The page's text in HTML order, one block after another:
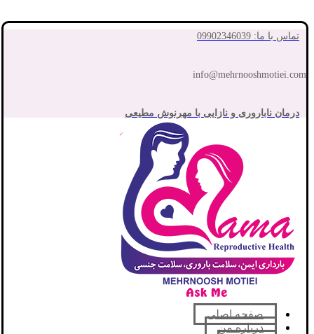
تماس با ما: 09902346039
info@mehrnooshmotiei.com
درمان ناباروری و نازایی با مهرنوش مطیعی
صفحه اصلی
درباره من